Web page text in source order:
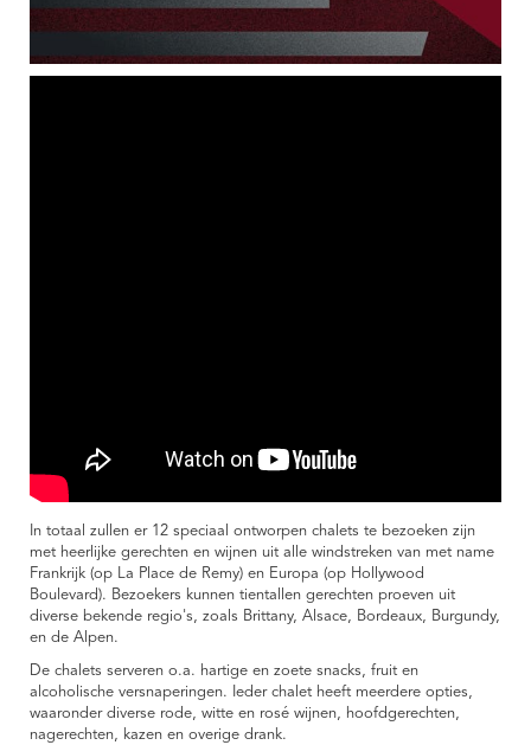
In totaal zullen er 12 speciaal ontworpen chalets te bezoeken zijn
met heerlijke gerechten en wijnen uit alle windstreken van met name
Frankrijk (op La Place de Remy) en Europa (op Hollywood
Boulevard). Bezoekers kunnen tientallen gerechten proeven uit
diverse bekende regio's, zoals Brittany, Alsace, Bordeaux, Burgundy,
en de Alpen.
De chalets serveren o.a. hartige en zoete snacks, fruit en
alcoholische versnaperingen. Ieder chalet heeft meerdere opties,
waaronder diverse rode, witte en rosé wijnen, hoofdgerechten,
nagerechten, kazen en overige drank.